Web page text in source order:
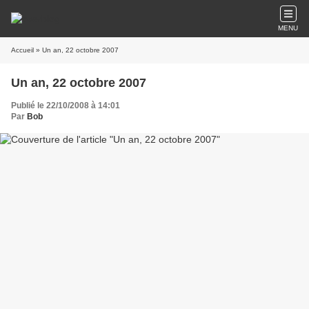
MENU
Accueil » Un an, 22 octobre 2007
Un an, 22 octobre 2007
Publié le 22/10/2008 à 14:01
Par Bob